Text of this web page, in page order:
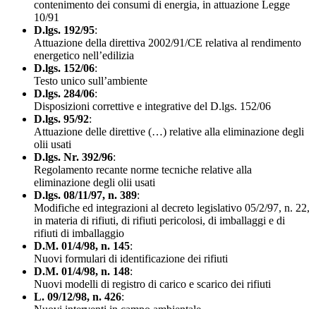
contenimento dei consumi di energia, in attuazione Legge
10/91
D.lgs. 192/95:
Attuazione della direttiva 2002/91/CE relativa al rendimento
energetico nell’edilizia
D.lgs. 152/06:
Testo unico sull’ambiente
D.lgs. 284/06:
Disposizioni correttive e integrative del D.lgs. 152/06
D.lgs. 95/92:
Attuazione delle direttive (…) relative alla eliminazione degli
olii usati
D.lgs. Nr. 392/96:
Regolamento recante norme tecniche relative alla
eliminazione degli olii usati
D.lgs. 08/11/97, n. 389:
Modifiche ed integrazioni al decreto legislativo 05/2/97, n. 22,
in materia di rifiuti, di rifiuti pericolosi, di imballaggi e di
rifiuti di imballaggio
D.M. 01/4/98, n. 145:
Nuovi formulari di identificazione dei rifiuti
D.M. 01/4/98, n. 148:
Nuovi modelli di registro di carico e scarico dei rifiuti
L. 09/12/98, n. 426: